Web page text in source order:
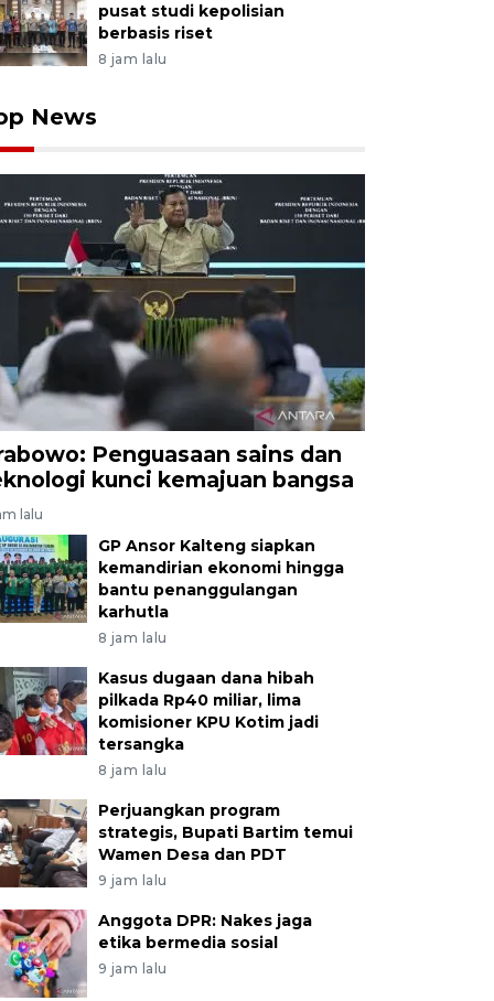
pusat studi kepolisian
berbasis riset
8 jam lalu
News
Penguasaan sains dan
kunci kemajuan bangsa
lalu
GP Ansor Kalteng siapkan
kemandirian ekonomi hingga
bantu penanggulangan
karhutla
8 jam lalu
Kasus dugaan dana hibah
pilkada Rp40 miliar, lima
komisioner KPU Kotim jadi
tersangka
8 jam lalu
Perjuangkan program
strategis, Bupati Bartim temui
Wamen Desa dan PDT
9 jam lalu
Anggota DPR: Nakes jaga
etika bermedia sosial
9 jam lalu